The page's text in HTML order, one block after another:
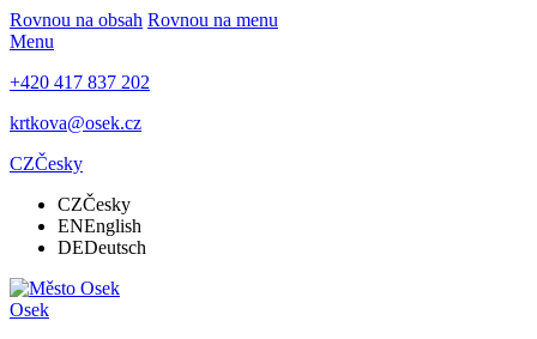
Rovnou na obsah Rovnou na menu
Menu
+420 417 837 202
krtkova@osek.cz
CZČesky
CZČesky
ENEnglish
DEDeutsch
Osek